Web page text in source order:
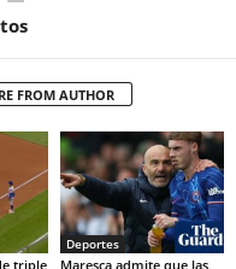
FROM AUTHOR
triple
Deportes
Maresca admite que las